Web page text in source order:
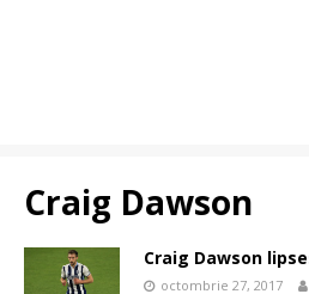
Craig Dawson
Craig Dawson
octombrie 27, 2017